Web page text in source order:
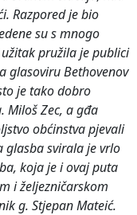
Razpored je bio
su s mnogo
pružila je publici
glasoviru Bethovenov
je tako dobro
Miloš Zec, a gđa
obćinstva pjevali
glasba svirala je vrlo
koja je i ovaj puta
i željezničarskom
g. Stjepan Mateić.